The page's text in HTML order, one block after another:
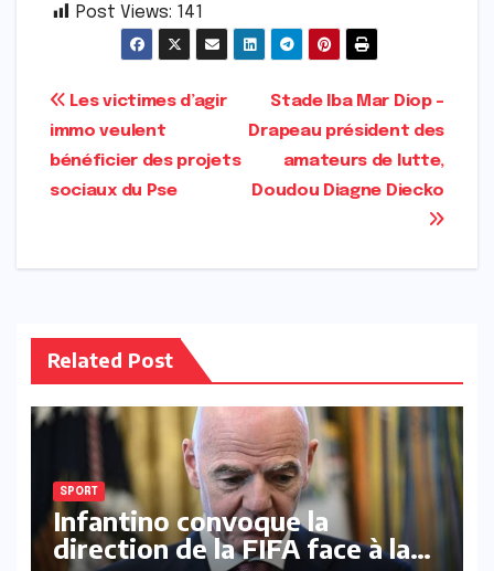
Post Views: 141
Navigation
de
l’article
Stade Iba Mar Diop –
Drapeau président des
amateurs de lutte,
Doudou Diagne Diecko
Les victimes d’agir
immo veulent
bénéficier des projets
sociaux du Pse
Related Post
SPORT
Infantino convoque la
direction de la FIFA face à la